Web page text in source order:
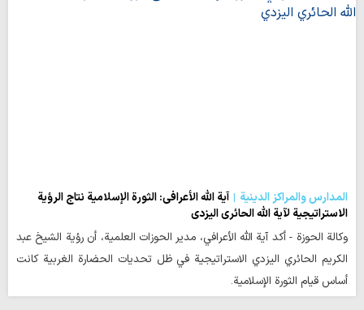
المدارس والمراكز الدينية
آية الله الأعرافي: الثورة الإسلامية نتاج الرؤية
الاستراتيجية لآية الله الحائري اليزدي
وكالة الحوزة - أكد آية الله الأعرافي، مدير الحوزات العلمية، أن رؤية الشيخ عبد
الكريم الحائري اليزدي الاستراتيجية في ظل تحديات الحضارة الغربية كانت
أساس قيام الثورة الإسلامية.